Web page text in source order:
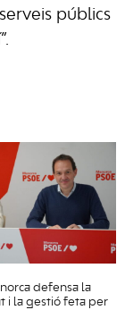
públics
defensa la
i la gestió feta per